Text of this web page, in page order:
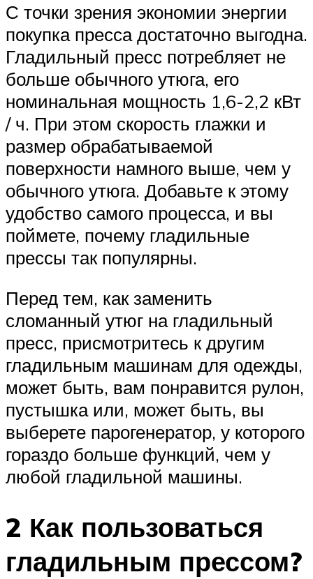
С точки зрения экономии энергии
покупка пресса достаточно выгодна.
Гладильный пресс потребляет не
больше обычного утюга, его
номинальная мощность 1,6-2,2 кВт
/ ч. При этом скорость глажки и
размер обрабатываемой
поверхности намного выше, чем у
обычного утюга. Добавьте к этому
удобство самого процесса, и вы
поймете, почему гладильные
прессы так популярны.
Перед тем, как заменить
сломанный утюг на гладильный
пресс, присмотритесь к другим
гладильным машинам для одежды,
может быть, вам понравится рулон,
пустышка или, может быть, вы
выберете парогенератор, у которого
гораздо больше функций, чем у
любой гладильной машины.
2 Как пользоваться
гладильным прессом?